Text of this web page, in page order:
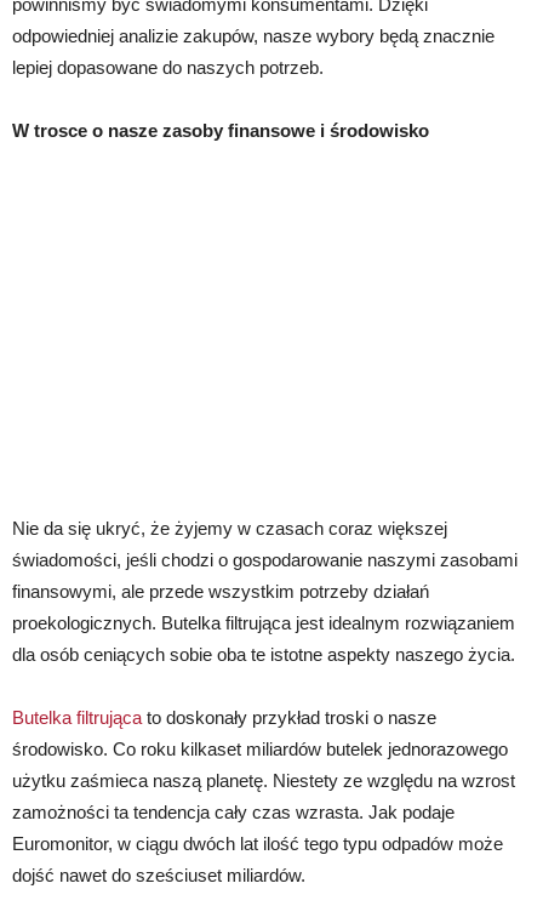
odpowiedniej analizie zakupów, nasze wybory będą znacznie
lepiej dopasowane do naszych potrzeb.
W trosce o nasze zasoby finansowe i środowisko
Nie da się ukryć, że żyjemy w czasach coraz większej
świadomości, jeśli chodzi o gospodarowanie naszymi zasobami
finansowymi, ale przede wszystkim potrzeby działań
proekologicznych. Butelka filtrująca jest idealnym rozwiązaniem
dla osób ceniących sobie oba te istotne aspekty naszego życia.
Butelka filtrująca to doskonały przykład troski o nasze
środowisko. Co roku kilkaset miliardów butelek jednorazowego
użytku zaśmieca naszą planetę. Niestety ze względu na wzrost
zamożności ta tendencja cały czas wzrasta. Jak podaje
Euromonitor, w ciągu dwóch lat ilość tego typu odpadów może
dojść nawet do sześciuset miliardów.